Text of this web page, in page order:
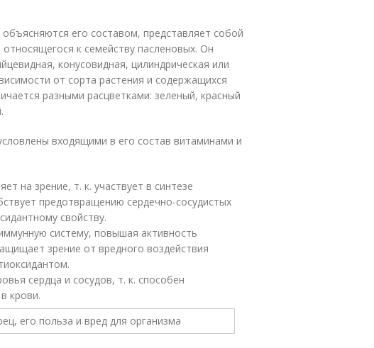
его составом, представляет собой
к семейству пасленовых. Он
конусовидная, цилиндрическая или
от сорта растения и содержащихся
разными расцветками: зеленый, красный
входящими в его состав витаминами и
на зрение, т. к. участвует в синтезе
предотвращению сердечно-сосудистых
свойству.
систему, повышая активность
зрение от вредного воздействия
сердца и сосудов, т. к. способен
крови.